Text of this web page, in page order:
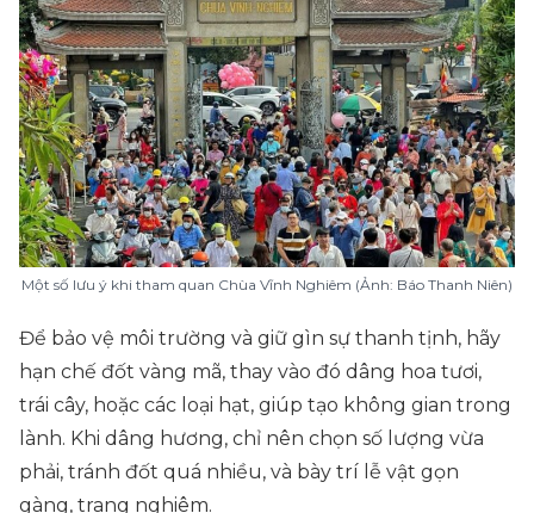
Một số lưu ý khi tham quan Chùa Vĩnh Nghiêm (Ảnh: Báo Thanh Niên)
Để bảo vệ môi trường và giữ gìn sự thanh tịnh, hãy
hạn chế đốt vàng mã, thay vào đó dâng hoa tươi,
trái cây, hoặc các loại hạt, giúp tạo không gian trong
lành. Khi dâng hương, chỉ nên chọn số lượng vừa
phải, tránh đốt quá nhiều, và bày trí lễ vật gọn
gàng, trang nghiêm.